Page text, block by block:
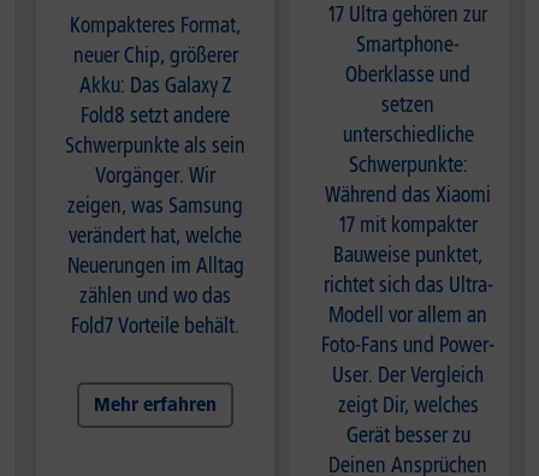
Kompakteres Format,
neuer Chip, größerer
Akku: Das Galaxy Z
Fold8 setzt andere
Schwerpunkte als sein
Vorgänger. Wir
zeigen, was Samsung
verändert hat, welche
Neuerungen im Alltag
zählen und wo das
Fold7 Vorteile behält.
Mehr erfahren
17 Ultra gehören zur
Smartphone-
Oberklasse und
setzen
unterschiedliche
Schwerpunkte:
Während das Xiaomi
17 mit kompakter
Bauweise punktet,
richtet sich das Ultra-
Modell vor allem an
Foto-Fans und Power-
User. Der Vergleich
zeigt Dir, welches
Gerät besser zu
Deinen Ansprüchen